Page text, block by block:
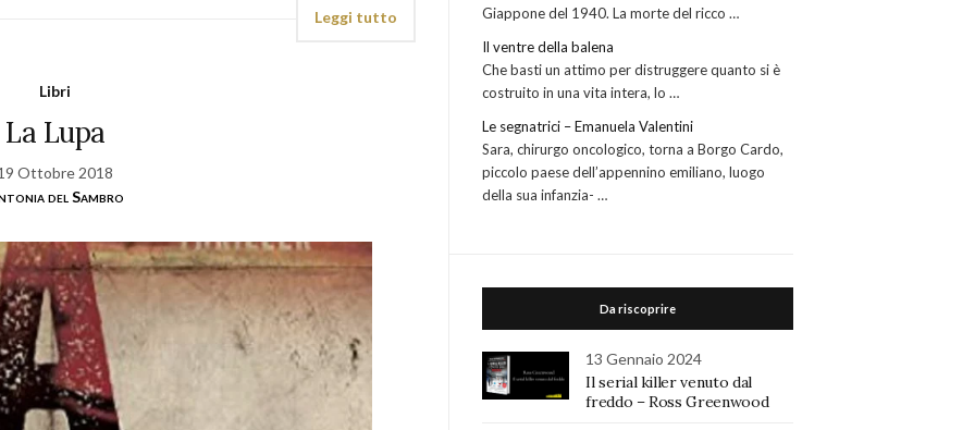
Leggi tutto
Libri
La Lupa
Ottobre 2018
del Sambro
Giappone del 1940. La morte del ricco …
Il ventre della balena
Che basti un attimo per distruggere quanto si è
costruito in una vita intera, lo …
Le segnatrici – Emanuela Valentini
Sara, chirurgo oncologico, torna a Borgo Cardo,
piccolo paese dell’appennino emiliano, luogo
della sua infanzia- …
Da riscoprire
13 Gennaio 2024
Il serial killer venuto dal
freddo – Ross Greenwood